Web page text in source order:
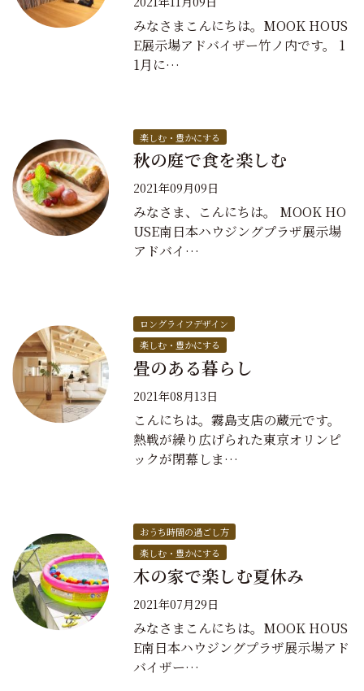
みなさまこんにちは。MOOK HOUS
E展示場アドバイザー竹ノ内です。 1
1月に…
楽しむ・豊かにする
秋の庭で食を楽しむ
2021年09月09日
みなさま、こんにちは。 MOOK HO
USE南日本ハウジングプラザ展示場
アドバイ…
ロングライフデザイン
楽しむ・豊かにする
畳のある暮らし
2021年08月13日
こんにちは。霧島支店の蔵元です。
熱戦が繰り広げられた東京オリンピ
ックが閉幕しま…
おうち時間の過ごし方
楽しむ・豊かにする
木の家で楽しむ夏休み
2021年07月29日
みなさまこんにちは。MOOK HOUS
E南日本ハウジングプラザ展示場アド
バイザー…